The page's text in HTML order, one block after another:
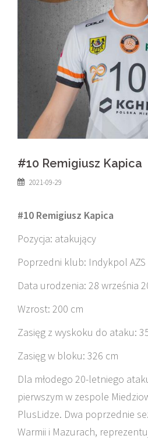
#10 Remigiusz Kapica
2021-09-29
#10 Remigiusz Kapica
Pozycja: atakujący
Poprzedni klub: Indykpol
Data urodzenia: 28 września
Wzrost: 200 cm
Zasięg z wyskoku do ataku:
Zasięg w bloku: 326 cm
Dla młodego 20-letniego
pierwszym w zespole
PlusLidze. Dwa poprzednie
Warmii i Mazurach,